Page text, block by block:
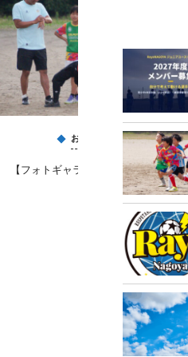
お知らせ
【フォトギャラリー】ジュニア